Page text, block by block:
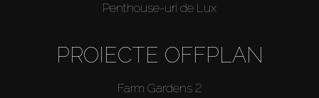
Penthouse-uri de Lux
PROIECTE OFFPLAN
Farm Gardens 2